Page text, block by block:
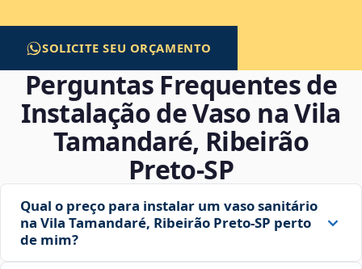
SOLICITE SEU ORÇAMENTO
Perguntas Frequentes de
Instalação de Vaso na Vila
Tamandaré, Ribeirão
Preto‑SP
Qual o preço para instalar um vaso sanitário
na Vila Tamandaré, Ribeirão Preto‑SP perto
de mim?